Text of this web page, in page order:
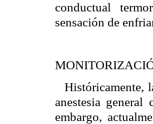
conductual
sensación de
Históricamente,
anestesia
embargo,